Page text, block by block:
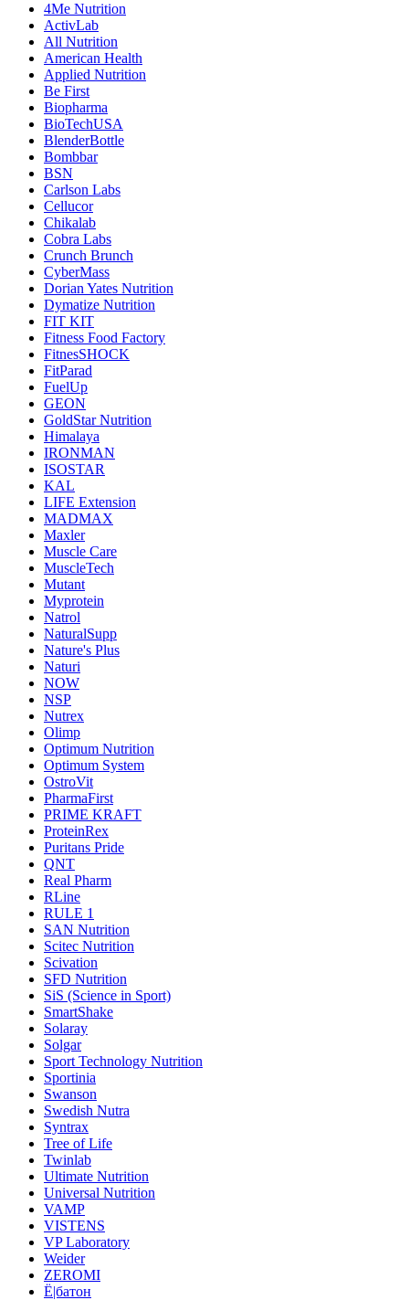
4Me Nutrition
ActivLab
All Nutrition
American Health
Applied Nutrition
Be First
Biopharma
BioTechUSA
BlenderBottle
Bombbar
BSN
Carlson Labs
Cellucor
Chikalab
Cobra Labs
Crunch Brunch
CyberMass
Dorian Yates Nutrition
Dymatize Nutrition
FIT KIT
Fitness Food Factory
FitnesSHOCK
FitParad
FuelUp
GEON
GoldStar Nutrition
Himalaya
IRONMAN
ISOSTAR
KAL
LIFE Extension
MADMAX
Maxler
Muscle Care
MuscleTech
Mutant
Myprotein
Natrol
NaturalSupp
Nature's Plus
Naturi
NOW
NSP
Nutrex
Olimp
Optimum Nutrition
Optimum System
OstroVit
PharmaFirst
PRIME KRAFT
ProteinRex
Puritans Pride
QNT
Real Pharm
RLine
RULE 1
SAN Nutrition
Scitec Nutrition
Scivation
SFD Nutrition
SiS (Science in Sport)
SmartShake
Solaray
Solgar
Sport Technology Nutrition
Sportinia
Swanson
Swedish Nutra
Syntrax
Tree of Life
Twinlab
Ultimate Nutrition
Universal Nutrition
VAMP
VISTENS
VP Laboratory
Weider
ZEROMI
Ё|батон